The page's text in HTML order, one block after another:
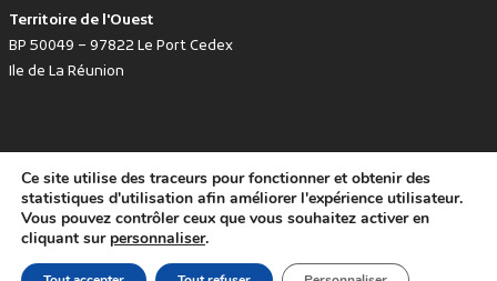
Territoire de l'Ouest
BP 50049 – 97822 Le Port Cedex
Ile de La Réunion
Développé avec favoritepar le Territoire de l'Ouest © www.tco.re -2026.
Politique de protection des données personnelles
Mentions légales
Accessibilité : non conforme
Ce site utilise des traceurs pour fonctionner et obtenir des
statistiques d'utilisation afin améliorer l'expérience utilisateur.
Vous pouvez contrôler ceux que vous souhaitez activer en
cliquant sur personnaliser.